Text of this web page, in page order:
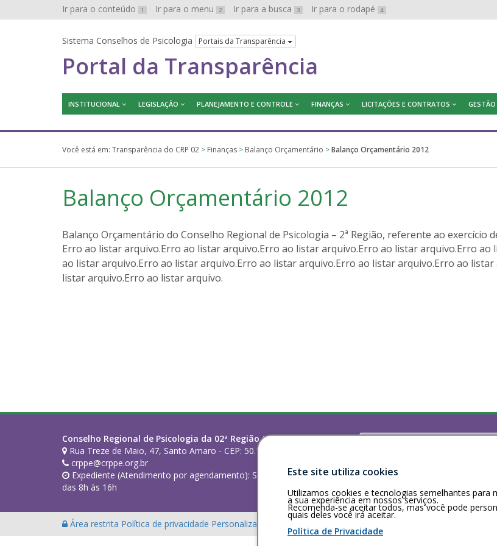
Ir para o conteúdo 1 Ir para o menu 2 Ir para a busca 3 Ir para o rodapé 4
Sistema Conselhos de Psicologia Portais da Transparência
Portal da Transparência
INSTITUCIONAL LEGISLAÇÃO PLANEJAMENTO E CONTROLE FINANÇAS LICITAÇÕES E CONTRATOS GESTÃO
Você está em: Transparência do CRP 02 > Finanças > Balanço Orçamentário >Balanço Orçamentário 2012
Balanço Orçamentário 2012
Balanço Orçamentário do Conselho Regional de Psicologia – 2ª Região, referente ao exercício
Erro ao listar arquivo.Erro ao listar arquivo.Erro ao listar arquivo.Erro ao listar arquivo.Erro ao
ao listar arquivo.Erro ao listar arquivo.Erro ao listar arquivo.Erro ao listar arquivo.Erro ao listar
listar arquivo.Erro ao listar arquivo.
Conselho Regional de Psicologia da 02ª Região (PE)
Rua Treze de Maio, 47, Santo Amaro - CEP: 50.100-160 - Recife/PE
crppe@crppe.org.br
Expediente (Atendimento por agendamento): Segunda a sexta-feira,
das 8h às 16h
Buscar
Área restrita Política de privacidade Personalização de cookies
Este site utiliza cookies
Utilizamos cookies e tecnologias semelhantes para
a sua experiência em nossos serviços.
Recomenda-se aceitar todos, mas você pode
quais deles você irá aceitar.
Política de Privacidade